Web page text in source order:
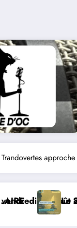
Trandovertes approche
classique le 8
La